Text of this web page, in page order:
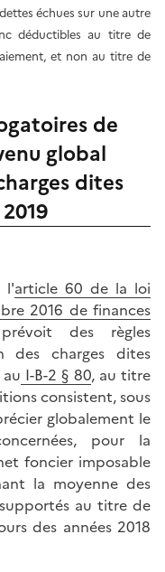
échues sur une autre
déductibles au titre de
et non au titre de
de
global
dites
l'article 60 de la loi
2016 de finances
des règles
des charges dites
I-B-2 § 80, au titre
consistent, sous
globalement le
pour la
foncier imposable
la moyenne des
au titre de
des années 2018